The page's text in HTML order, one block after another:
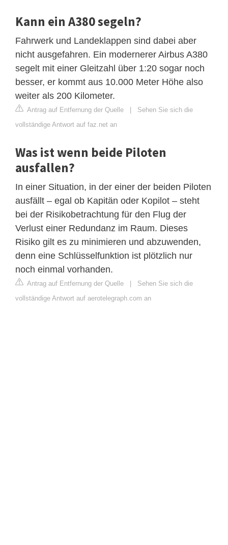
Kann ein A380 segeln?
Fahrwerk und Landeklappen sind dabei aber
nicht ausgefahren. Ein modernerer Airbus A380
segelt mit einer Gleitzahl über 1:20 sogar noch
besser, er kommt aus 10.000 Meter Höhe also
weiter als 200 Kilometer.
Antrag auf Entfernung der Quelle | Sehen Sie sich die
vollständige Antwort auf faz.net an
Was ist wenn beide Piloten
ausfallen?
In einer Situation, in der einer der beiden Piloten
ausfällt – egal ob Kapitän oder Kopilot – steht
bei der Risikobetrachtung für den Flug der
Verlust einer Redundanz im Raum. Dieses
Risiko gilt es zu minimieren und abzuwenden,
denn eine Schlüsselfunktion ist plötzlich nur
noch einmal vorhanden.
Antrag auf Entfernung der Quelle | Sehen Sie sich die
vollständige Antwort auf aerotelegraph.com an